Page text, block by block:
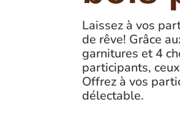
Laissez à vos
de rêve! Grâce
garnitures et 4
participants,
Offrez à vos
délectable.